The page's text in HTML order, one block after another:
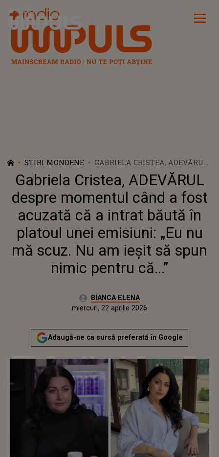
Radio Impuls
STIRI MONDENE
GABRIELA CRISTEA, ADEVĂRUL
DESPRE MOMENTUL CÂND A
FOST ACUZATĂ CĂ A INTRAT
BĂUTĂ ÎN PLATOUL UNEI
EMISIUNI: „EU NU MĂ SCUZ. NU
AM IEȘIT SĂ SPUN NIMIC
Gabriela Cristea, ADEVĂRUL
despre momentul când a fost
acuzată că a intrat băută în
platoul unei emisiuni: „Eu nu
mă scuz. Nu am ieșit să spun
nimic pentru că...”
Autor:BIANCA ELENA
Publicat:
miercuri, 22 aprilie 2026
Adaugă-ne ca sursă preferată în Google